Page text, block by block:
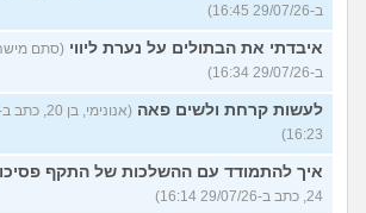
ב-29/07/26 16:45)
איבדתי את הבתולים על נערת ליווי
ב-29/07/26 16:34)
לעשות קרחת ולשים פאה
16:23)
איך להתמודד עם ההשלכות של התקף
24, כתב ב-29/07/26 16:14)